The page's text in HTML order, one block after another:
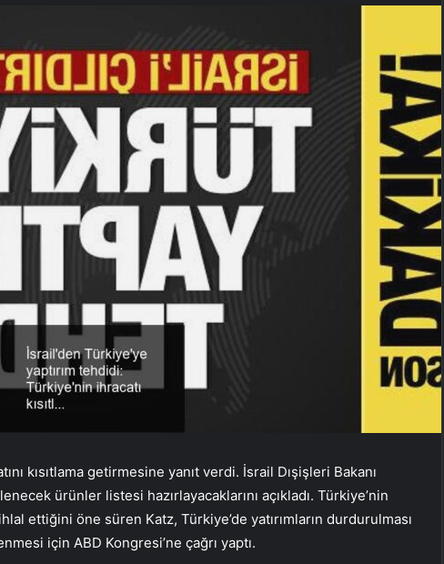
kısıtlama getirmesine yanıt verdi. İsrail Dışişleri Bakanı
ürünler listesi hazırlayacaklarını açıkladı. Türkiye’nin
ettiğini öne süren Katz, Türkiye’de yatırımların durdurulması
için ABD Kongresi’ne çağrı yaptı.